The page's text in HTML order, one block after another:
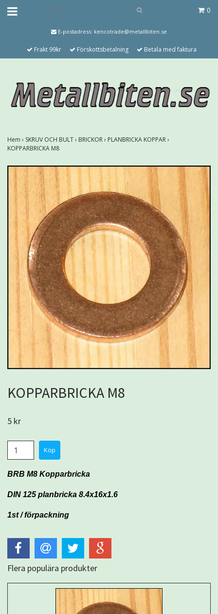
0
E-postadress: kencotrade@metallbiten.se
Frakt 99kr Förskottsbetalning Betala med faktura
Hem › SKRUV OCH BULT› BRICKOR› PLANBRICKA KOPPAR›
KOPPARBRICKA M8
KOPPARBRICKA M8
5 kr
BRB M8 Kopparbricka
DIN 125 planbricka 8.4x16x1.6
1st / förpackning
Flera populära produkter